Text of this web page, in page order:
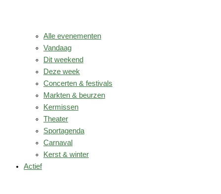
Alle evenementen
Vandaag
Dit weekend
Deze week
Concerten & festivals
Markten & beurzen
Kermissen
Theater
Sportagenda
Carnaval
Kerst & winter
Actief